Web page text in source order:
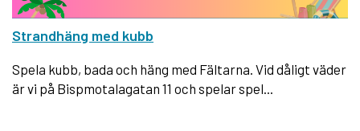
Strandhäng med kubb
Spela kubb, bada och häng med Fältarna. Vid dåligt väder
är vi på Bispmotalagatan 11 och spelar spel...